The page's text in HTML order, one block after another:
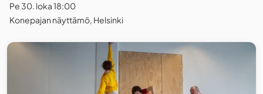
Pe 30. loka 18:00
Konepajan näyttämö, Helsinki